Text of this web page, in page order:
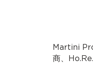
Martini
商、